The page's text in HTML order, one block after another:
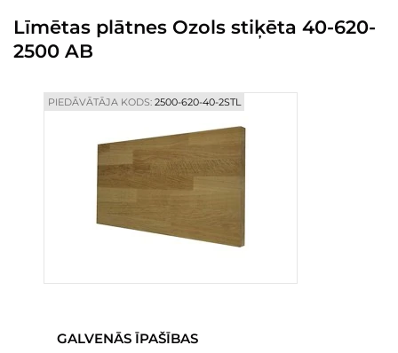
Blogs
Kontaktinformācija
Līmētas plātnes Ozols stiķēta 40-620-
2500 AB
PIEDĀVĀTĀJA KODS:2500-620-40-2STL
GALVENĀS ĪPAŠĪBAS